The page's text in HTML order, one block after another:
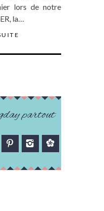
lors de notre
la…
partout